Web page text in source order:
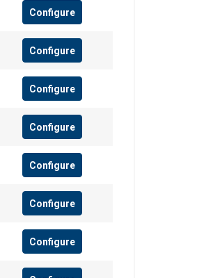
Configure
Configure
Configure
Configure
Configure
Configure
Configure